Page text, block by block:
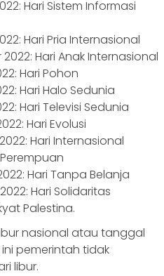
Hari Sistem Informasi
Hari Pria Internasional
Hari Anak Internasional
Hari Pohon
Hari Halo Sedunia
Hari Televisi Sedunia
Hari Evolusi
Hari Internasional
Hari Tanpa Belanja
Hari Solidaritas
Palestina.
nasional atau tanggal
pemerintah tidak
libur.